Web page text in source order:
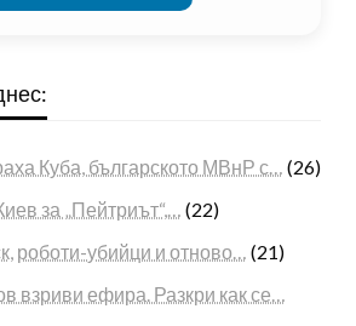
Куба, българското МВнР с… (26)
за „Пейтриът“,… (22)
роботи-убийци и отново… (21)
взриви ефира. Разкри как се…